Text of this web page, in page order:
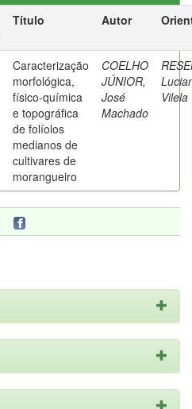
Título Autor
Caracterização
morfológica,
físico-química
e topográfica
de folíolos
medianos de
cultivares de
morangueiro
COELHO
JÚNIOR,
José
Machado
Vilela